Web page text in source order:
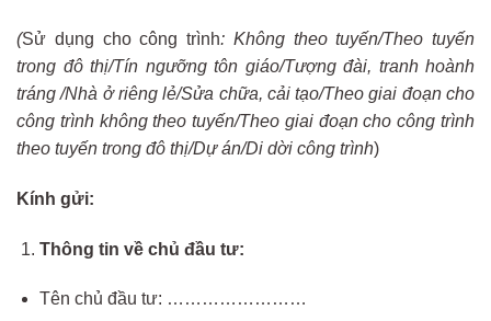
(Sử dụng cho công trình: Không theo tuyến/Theo tuyến
trong đô thị/Tín ngưỡng tôn giáo/Tượng đài, tranh hoành
tráng /Nhà ở riêng lẻ/Sửa chữa, cải tạo/Theo giai đoạn cho
công trình không theo tuyến/Theo giai đoạn cho công trình
theo tuyến trong đô thị/Dự án/Di dời công trình)
Kính gửi:
Thông tin về chủ đầu tư:
Tên chủ đầu tư: ……………………